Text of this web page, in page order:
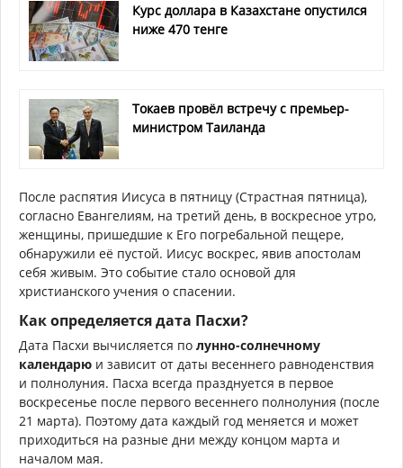
Курс доллара в Казахстане опустился
ниже 470 тенге
Токаев провёл встречу с премьер-
министром Таиланда
После распятия Иисуса в пятницу (Страстная пятница),
согласно Евангелиям, на третий день, в воскресное утро,
женщины, пришедшие к Его погребальной пещере,
обнаружили её пустой. Иисус воскрес, явив апостолам
себя живым. Это событие стало основой для
христианского учения о спасении.
Как определяется дата Пасхи?
Дата Пасхи вычисляется по лунно-солнечному
календарю и зависит от даты весеннего равноденствия
и полнолуния. Пасха всегда празднуется в первое
воскресенье после первого весеннего полнолуния (после
21 марта). Поэтому дата каждый год меняется и может
приходиться на разные дни между концом марта и
началом мая.